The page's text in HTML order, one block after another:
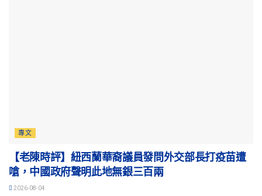
專文
【老陳時評】紐西蘭華裔議員發問外交部長打疫苗遭
嗆，中國政府聲明此地無銀三百兩
2026-08-04